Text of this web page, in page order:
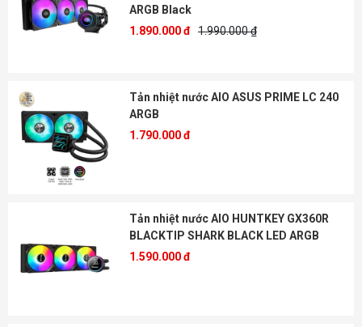
ARGB Black
1.890.000 đ 1.990.000 ₫
Tản nhiệt nước AIO ASUS PRIME LC 240
ARGB
1.790.000 đ
Tản nhiệt nước AIO HUNTKEY GX360R
BLACKTIP SHARK BLACK LED ARGB
1.590.000 đ